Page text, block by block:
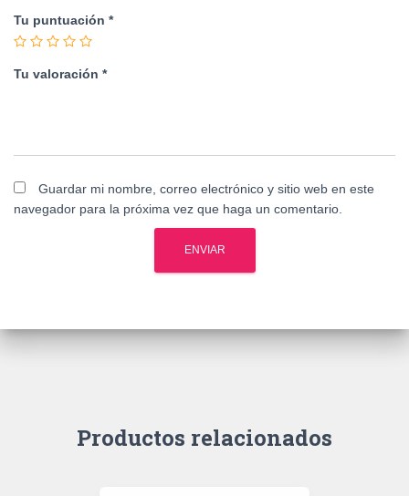
Tu puntuación *
Tu valoración *
Guardar mi nombre, correo electrónico y sitio web en este
navegador para la próxima vez que haga un comentario.
Productos relacionados